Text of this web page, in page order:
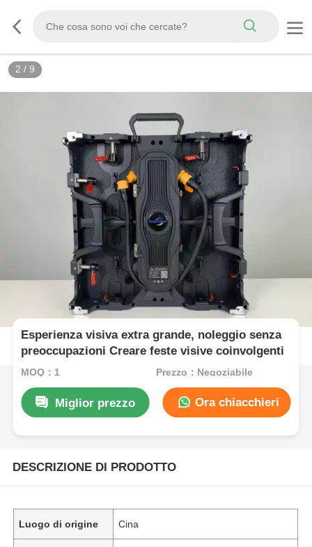
3 / 9
Esperienza visiva extra grande, noleggio senza
preoccupazioni Creare feste visive coinvolgenti
MOQ：1 Prezzo：Negoziabile
Miglior prezzo Ora chiacchieri
DESCRIZIONE DI PRODOTTO
Luogo di origine Cina